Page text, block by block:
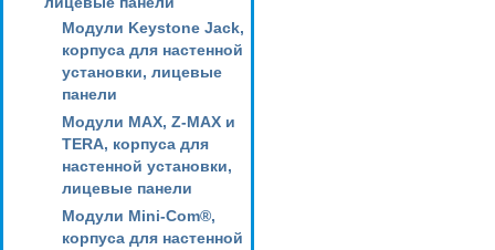
Модули Keystone Jack,
корпуса для настенной
установки, лицевые
панели
Модули MAX, Z-MAX и
TERA, корпуса для
настенной установки,
лицевые панели
Модули Mini-Com®,
корпуса для настенной